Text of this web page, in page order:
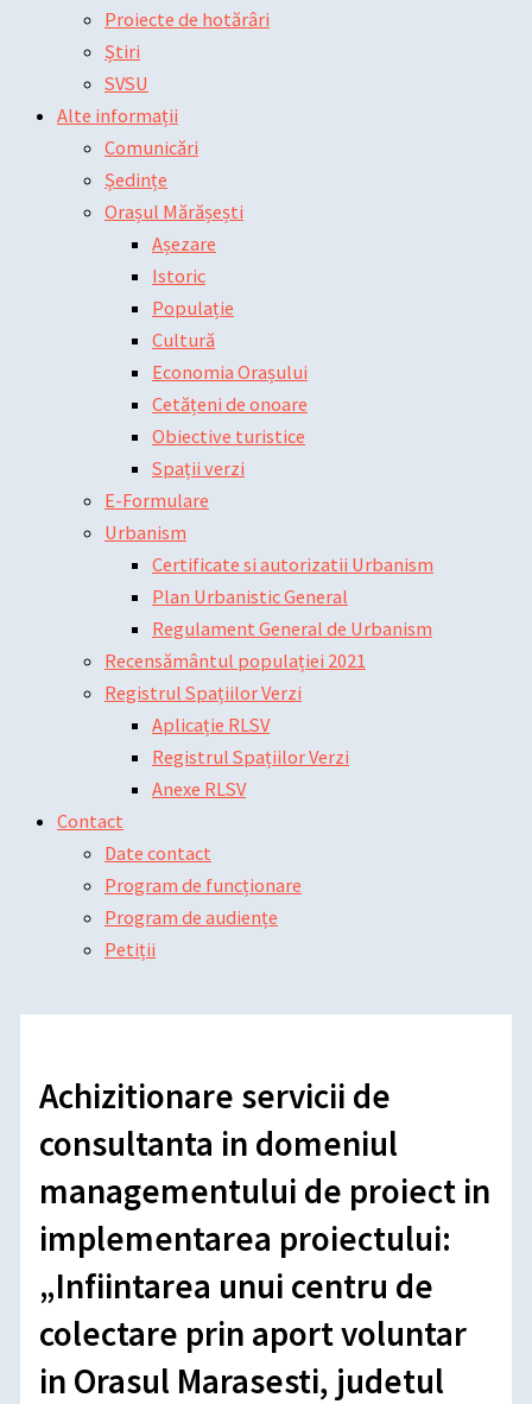
Proiecte de hotărâri
Știri
SVSU
Alte informații
Comunicări
Ședințe
Orașul Mărășești
Așezare
Istoric
Populație
Cultură
Economia Orașului
Cetățeni de onoare
Obiective turistice
Spații verzi
E-Formulare
Urbanism
Certificate si autorizatii Urbanism
Plan Urbanistic General
Regulament General de Urbanism
Recensământul populației 2021
Registrul Spațiilor Verzi
Aplicație RLSV
Registrul Spațiilor Verzi
Anexe RLSV
Contact
Date contact
Program de funcționare
Program de audiențe
Petiții
Achizitionare servicii de
consultanta in domeniul
managementului de proiect in
implementarea proiectului:
„Infiintarea unui centru de
colectare prin aport voluntar
in Orasul Marasesti, judetul